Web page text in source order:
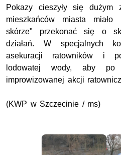
Pokazy cieszyły się dużym
mieszkańców miasta miało
skórze" przekonać się o
działań. W specjalnych
asekuracji ratowników i
lodowatej wody, aby
improwizowanej akcji
(KWP w Szczecinie / ms)